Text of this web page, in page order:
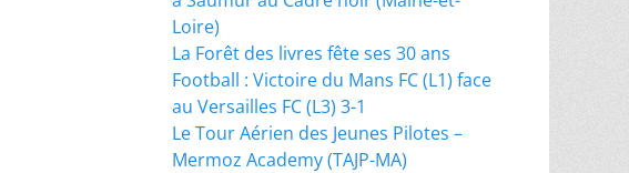
Loire)
La Forêt des livres fête ses 30 ans
Football : Victoire du Mans FC (L1) face
au Versailles FC (L3) 3-1
Le Tour Aérien des Jeunes Pilotes –
Mermoz Academy (TAJP-MA)